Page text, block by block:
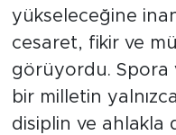
yükseleceğine
cesaret, fikir ve
görüyordu. Spora
bir milletin
disiplin ve ahlakla